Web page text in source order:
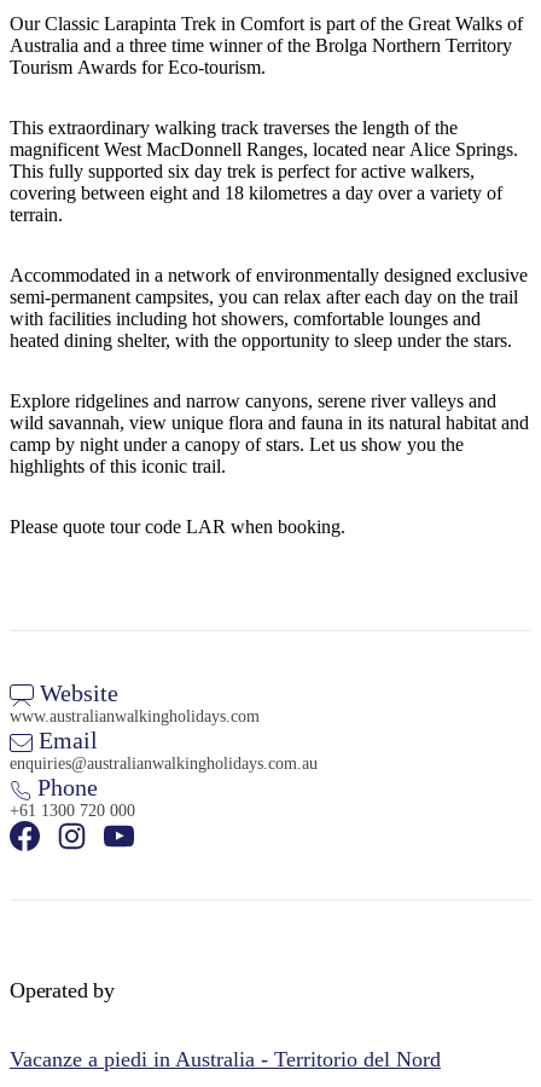
Our Classic Larapinta Trek in Comfort is part of the Great Walks of
Australia and a three time winner of the Brolga Northern Territory
Tourism Awards for Eco-tourism.
This extraordinary walking track traverses the length of the
magnificent West MacDonnell Ranges, located near Alice Springs.
This fully supported six day trek is perfect for active walkers,
covering between eight and 18 kilometres a day over a variety of
terrain.
Accommodated in a network of environmentally designed exclusive
semi-permanent campsites, you can relax after each day on the trail
with facilities including hot showers, comfortable lounges and
heated dining shelter, with the opportunity to sleep under the stars.
Explore ridgelines and narrow canyons, serene river valleys and
wild savannah, view unique flora and fauna in its natural habitat and
camp by night under a canopy of stars. Let us show you the
highlights of this iconic trail.
Please quote tour code LAR when booking.
Website
www.australianwalkingholidays.com
Email
enquiries@australianwalkingholidays.com.au
Phone
+61 1300 720 000
Operated by
Vacanze a piedi in Australia - Territorio del Nord